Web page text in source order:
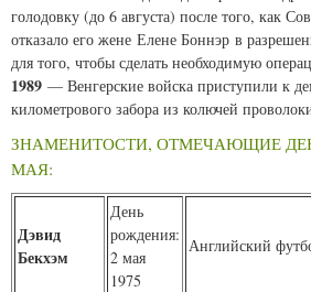
голодовку (до 6 августа) после того, как
отказало его жене Елене Боннэр в
для того, чтобы сделать необходимую
1989 — Венгерские войска приступили к
километрового забора из колючей
ЗНАМЕНИТОСТИ, ОТМЕЧАЮЩИЕ
МАЯ:
Дэвид
Бекхэм
День
рождения:
2 мая
1975
Английский